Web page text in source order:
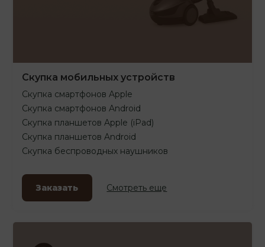
Скупка мобильных устройств
Скупка смартфонов Apple
Скупка смартфонов Android
Скупка планшетов Apple (iPad)
Скупка планшетов Android
Скупка беспроводных наушников
Заказать Смотреть еще